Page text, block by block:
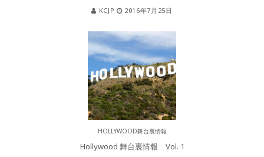
KCJP 2016年7月25日
HOLLYWOOD舞台裏情報
Hollywood 舞台裏情報 Vol. 1